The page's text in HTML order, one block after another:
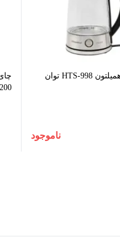
چای ساز همیلتون HTS-998 توان
ناموجود